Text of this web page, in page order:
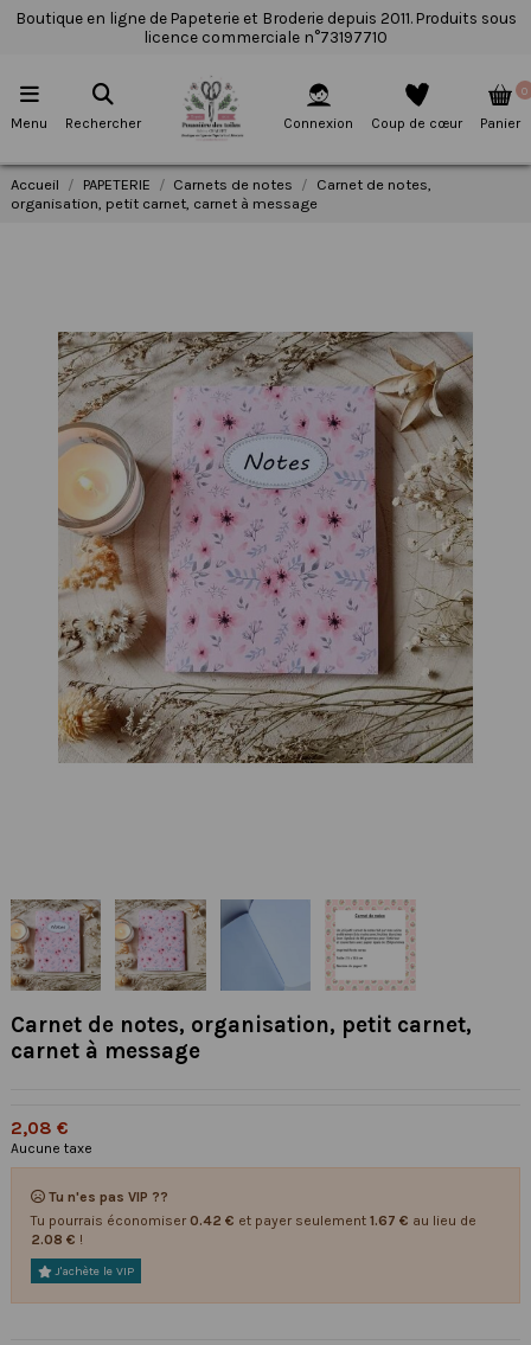
Boutique en ligne de Papeterie et Broderie depuis 2011. Produits sous
licence commerciale n°73197710
Menu Rechercher Connexion Coup de cœur
0
Panier
Accueil PAPETERIE Carnets de notes
Carnet de notes,
organisation, petit carnet, carnet à message
Carnet de notes, organisation, petit carnet,
carnet à message
2,08 €
Aucune taxe
Tu n'es pas VIP ??
Tu pourrais économiser 0.42 € et payer seulement 1.67 € au lieu de
2.08 € !
J'achète le VIP